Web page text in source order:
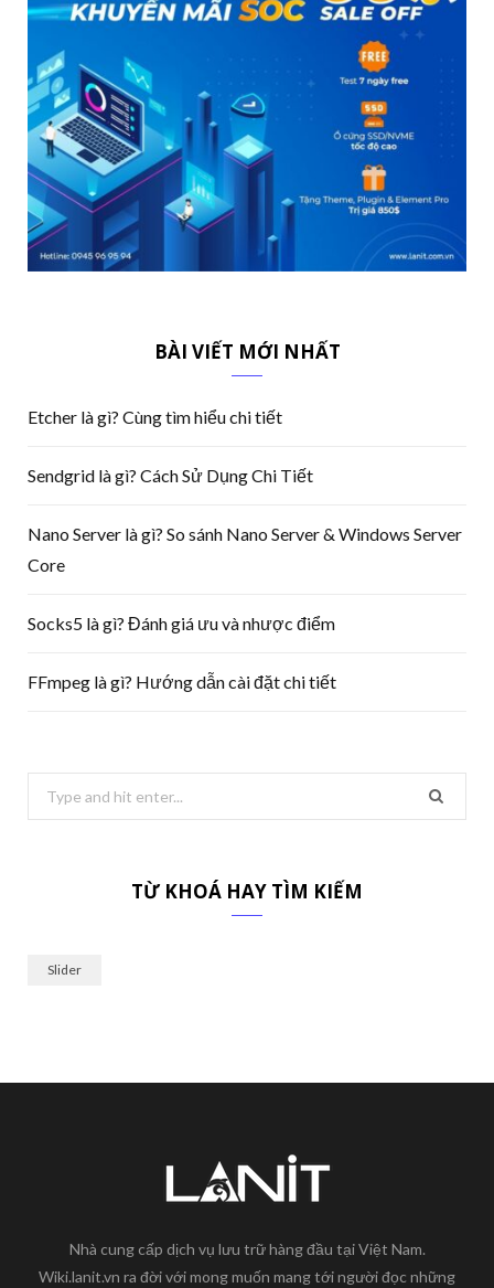
BÀI VIẾT MỚI NHẤT
Etcher là gì? Cùng tìm hiểu chi tiết
Sendgrid là gì? Cách Sử Dụng Chi Tiết
Nano Server là gì? So sánh Nano Server & Windows Server
Core
Socks5 là gì? Đánh giá ưu và nhược điểm
FFmpeg là gì? Hướng dẫn cài đặt chi tiết
TỪ KHOÁ HAY TÌM KIẾM
Slider
Nhà cung cấp dịch vụ lưu trữ hàng đầu tại Việt Nam.
Wiki.lanit.vn ra đời với mong muốn mang tới người đọc những